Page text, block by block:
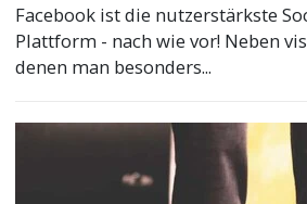
Facebook ist die nutzerstärkste
Plattform - nach wie vor! Neben
denen man besonders...